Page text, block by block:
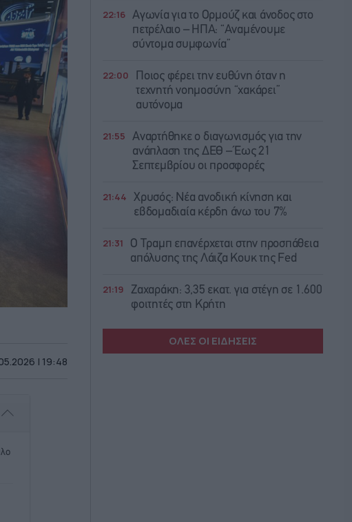
| 19:48
22:16 Αγωνία για το Ορμούζ και άνοδος στο
πετρέλαιο – ΗΠΑ: “Αναμένουμε
σύντομα συμφωνία”
22:00
Ποιος φέρει την ευθύνη όταν η
τεχνητή νοημοσύνη “χακάρει”
αυτόνομα
21:55
Αναρτήθηκε o διαγωνισμός για την
ανάπλαση της ΔΕΘ – Έως 21
Σεπτεμβρίου οι προσφορές
21:44
Χρυσός: Νέα ανοδική κίνηση και
εβδομαδιαία κέρδη άνω του 7%
21:31
Ο Τραμπ επανέρχεται στην προσπάθεια
απόλυσης της Λάιζα Κουκ της Fed
21:19
Ζαχαράκη: 3,35 εκατ. για στέγη σε 1.600
φοιτητές στη Κρήτη
ΟΛΕΣ ΟΙ ΕΙΔΗΣΕΙΣ